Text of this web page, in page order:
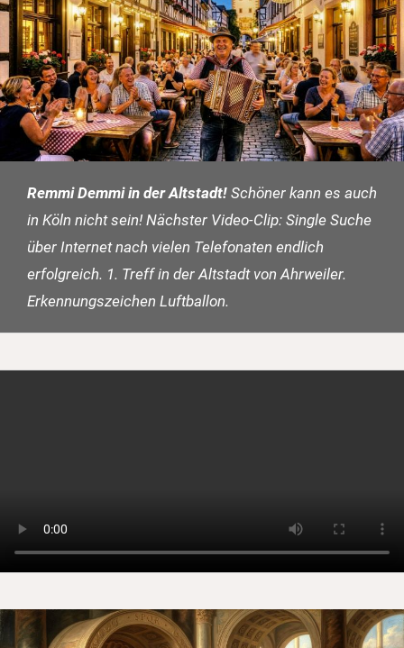
Remmi Demmi in der Altstadt! Schöner kann es auch
in Köln nicht sein! Nächster Video-Clip: Single Suche
über Internet nach vielen Telefonaten endlich
erfolgreich. 1. Treff in der Altstadt von Ahrweiler.
Erkennungszeichen Luftballon.